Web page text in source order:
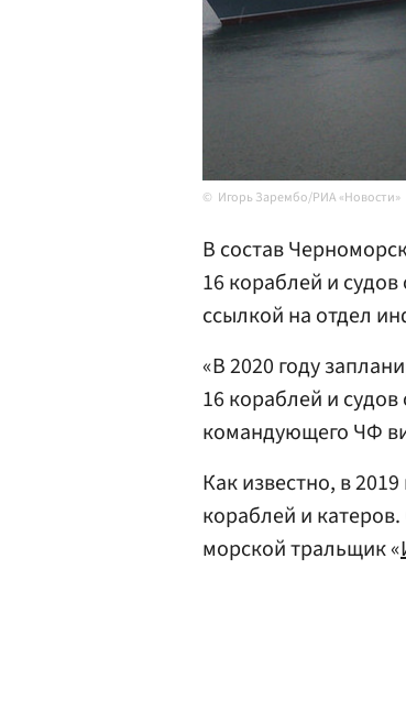
Игорь Зарембо/РИА «Новости»
В состав
16 кораблей и
ссылкой на отдел
«В 2020 году
16 кораблей и
командующего ЧФ
Как известно, в
кораблей и
морской тральщик «